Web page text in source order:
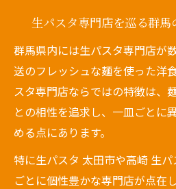
製麺所直送の生麺と
生パスタ専門店が変
ランチや観光で選ぶ群馬県
み方
観光ランチで味わう群
洋食好きが選ぶ生麺パ
生パスタ専門店を巡る群馬
群馬県内には生パスタ専門店が
送のフレッシュな麺を使った洋
スタ専門店ならではの特徴は、
との相性を追求し、一皿ごとに
める点にあります。
特に生パスタ 太田市や高崎 生
ごとに個性豊かな専門店が点在